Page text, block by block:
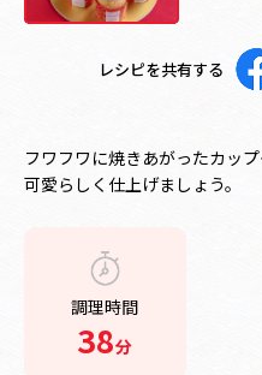
レシピを共有する
フワフワに焼きあがったカッ
可愛らしく仕上げましょう。
調理時間
38分